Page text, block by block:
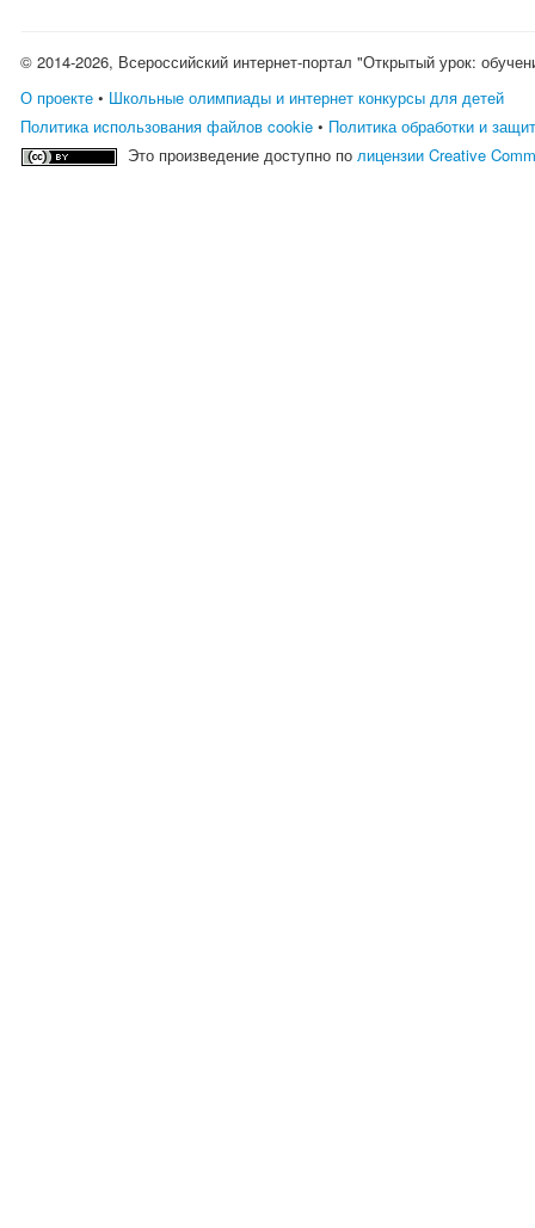
© 2014-2026, Всероссийский интернет-портал "Открытый урок:
О проекте • Школьные олимпиады и интернет конкурсы для детей
Политика использования файлов cookie • Политика обработки и
Это произведение доступно полицензии Creative